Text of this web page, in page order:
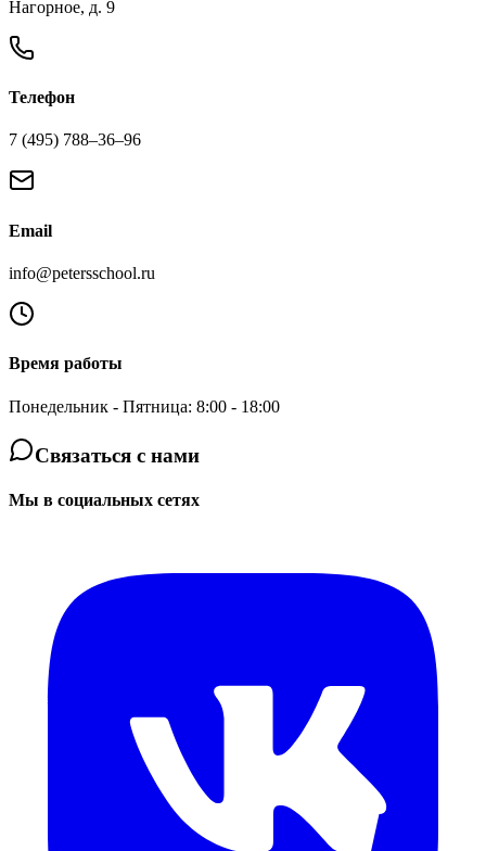
Нагорное, д. 9
Телефон
7 (495) 788‒36‒96
Email
info@petersschool.ru
Время работы
Понедельник - Пятница: 8:00 - 18:00
Связаться с нами
Мы в социальных сетях